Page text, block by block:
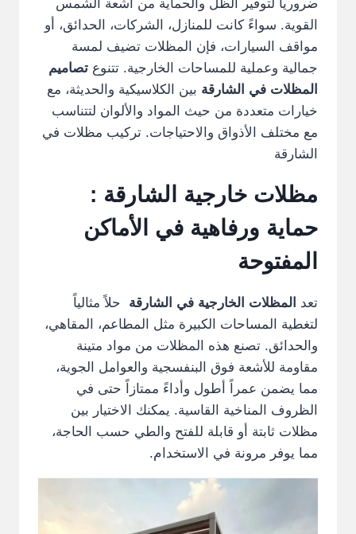
ضرورياً لتوفير الظل والحماية من أشعة الشمس
القوية. سواءً كانت للمنازل، الشركات، الحدائق، أو
مواقف السيارات، فإن المظلات تضيف لمسة
جمالية وعملية للمساحات الخارجية. تتنوع تصاميم
المظلات في الشارقة بين الكلاسيكية والحديثة، مع
خيارات متعددة من حيث المواد والألوان لتتناسب
مع مختلف الأذواق والاحتياجات. تركيب مظلات في
الشارقة
مظلات خارجية الشارقة :
حماية ورفاهية في الأماكن
المفتوحة
تعد المظلات الخارجية في الشارقة
حلاً مثالياً
لتغطية المساحات الكبيرة مثل المطاعم، المقاهي،
والحدائق. تصنع هذه المظلات من مواد متينة
مقاومة للأشعة فوق البنفسجية والعوامل الجوية،
مما يضمن عمراً أطول وأداءً ممتازاً حتى في
الظروف المناخية القاسية. يمكنك الاختيار بين
مظلات ثابتة أو قابلة للفتح والطي حسب الحاجة،
مما يوفر مرونة في الاستخدام.